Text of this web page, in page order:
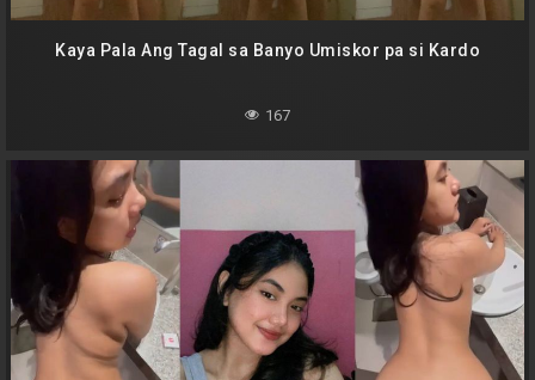
Kaya Pala Ang Tagal sa Banyo Umiskor pa si Kardo
167